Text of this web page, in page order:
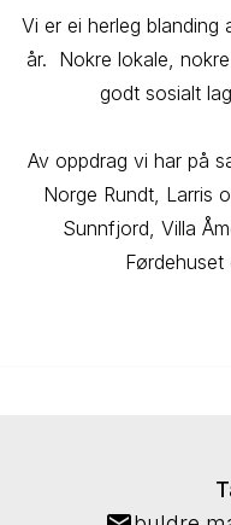
Vi er ei herleg
år.  Nokre lokale,
godt sosialt
Av oppdrag vi har på
Norge Rundt, Larris
Sunnfjord, Villa
Førdehuset